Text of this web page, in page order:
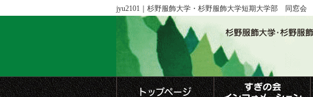
jyu2101｜杉野服飾大学・杉野服飾大学短期大学部 同窓会
トップページ